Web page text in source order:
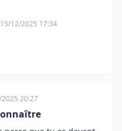
15/12/2025 17:34
20:27